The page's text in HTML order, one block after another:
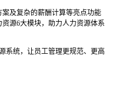
及复杂的薪酬计算等亮点功能
资源6大模块，助力人力资源体系
系统，让员工管理更规范、更高